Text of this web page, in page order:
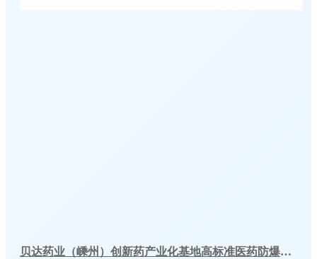
贝达药业（嵊州）创新药产业化基地高标准医药防爆冷库建造工程案例